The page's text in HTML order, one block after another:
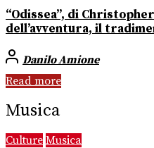
“Odissea”, di
dell’avventura, il
Danilo Amione
Read more
Musica
Culture Musica